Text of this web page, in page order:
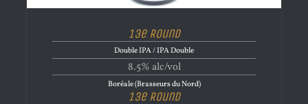
13e Round
Double IPA / IPA Double
8.5% alc/vol
Boréale (Brasseurs du Nord)
13e Round